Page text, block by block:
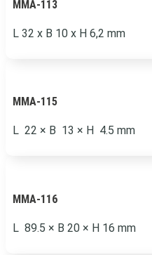
MMA-113
L 32 x B 10 x H 6,2 mm
MMA-115
L 22 × B 13 × H 4.5 mm
MMA-116
L 89.5 × B 20 × H 16 mm